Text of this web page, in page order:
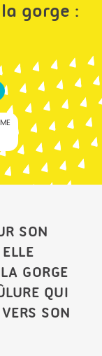
gorge :
SON
GORGE
QUI
SON